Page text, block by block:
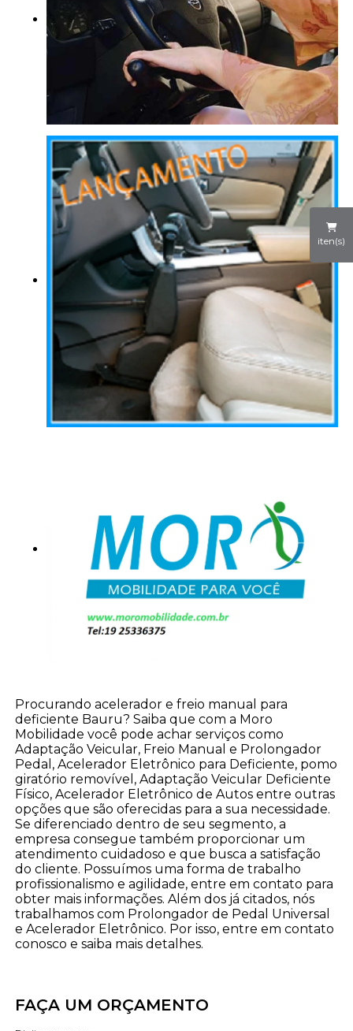
iten(s)
Procurando acelerador e freio manual para
deficiente Bauru? Saiba que com a Moro
Mobilidade você pode achar serviços como
Adaptação Veicular, Freio Manual e Prolongador
Pedal, Acelerador Eletrônico para Deficiente, pomo
giratório removível, Adaptação Veicular Deficiente
Físico, Acelerador Eletrônico de Autos entre outras
opções que são oferecidas para a sua necessidade.
Se diferenciado dentro de seu segmento, a
empresa consegue também proporcionar um
atendimento cuidadoso e que busca a satisfação
do cliente. Possuímos uma forma de trabalho
profissionalismo e agilidade, entre em contato para
obter mais informações. Além dos já citados, nós
trabalhamos com Prolongador de Pedal Universal
e Acelerador Eletrônico. Por isso, entre em contato
conosco e saiba mais detalhes.
FAÇA UM ORÇAMENTO